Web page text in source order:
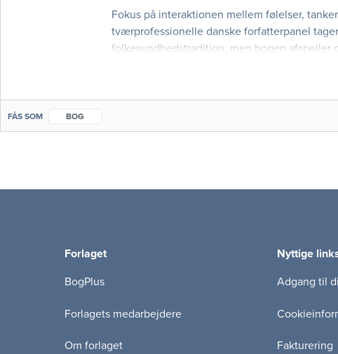
Fokus på interaktionen mellem følelser,
tværprofessionelle danske forfatterpanel
folkesundhedstradition, men bogen afspejler
FÅS SOM BOG
Forlaget
BogPlus
Forlagets medarbejdere
Om forlaget
Nyttige
Adgang til
Fakturering